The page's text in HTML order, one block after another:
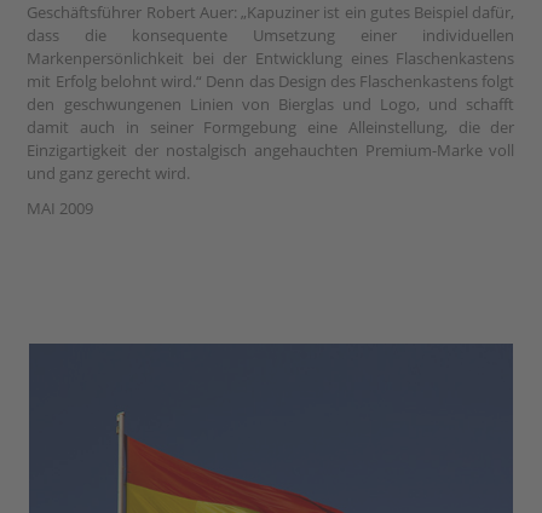
Geschäftsführer Robert Auer: „Kapuziner ist ein gutes Beispiel dafür,
dass die konsequente Umsetzung einer individuellen
Markenpersönlichkeit bei der Entwicklung eines Flaschenkastens
mit Erfolg belohnt wird.“ Denn das Design des Flaschenkastens folgt
den geschwungenen Linien von Bierglas und Logo, und schafft
damit auch in seiner Formgebung eine Alleinstellung, die der
Einzigartigkeit der nostalgisch angehauchten Premium-Marke voll
und ganz gerecht wird.
MAI 2009